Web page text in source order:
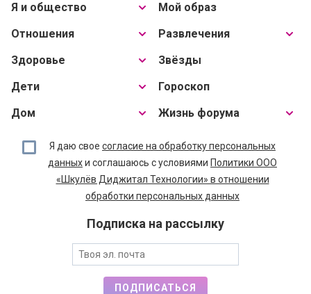
Я и общество
Отношения
Здоровье
Дети
Дом
Мой образ
Развлечения
Звёзды
Гороскоп
Жизнь форума
Я даю свое согласие на обработку персональных
данныхи соглашаюсь с условиями Политики ООО
«Шкулёв Диджитал Технологии» в отношении
обработки персональных данных
Подписка на рассылку
ПОДПИСАТЬСЯ